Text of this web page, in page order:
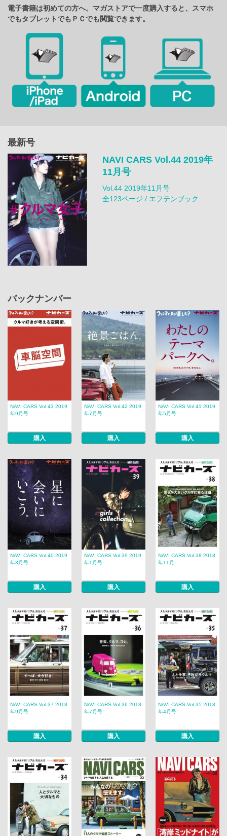
電子書籍は初めての方へ。マガストアで一度購入すると、スマホ
でもタブレットでもＰＣでも閲覧できます。
最新号
NAVI CARS Vol.44 2019年
11月号
Vol.44 2019年11月号
全123ページ / エフテンブック
バックナンバー
NAVI CARS Vol.43 2019
年9月号
購入
NAVI CARS Vol.42 2019
年7月号
購入
NAVI CARS Vol.41 2019
年5月号
購入
NAVI CARS Vol.40 2019
年3月号
購入
NAVI CARS Vol.39 2019
年1月号
購入
NAVI CARS Vol.38 2018
年11月...
購入
NAVI CARS Vol.37 2018
年9月号
購入
NAVI CARS Vol.36 2018
年7月号
購入
NAVI CARS Vol.35 2018
年4月号
購入